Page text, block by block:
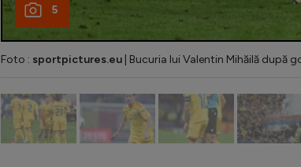
5
Foto : sportpictures.eu | Bucuria lui Valentin Mihăilă după